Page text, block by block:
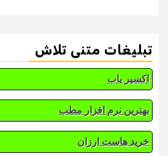
تبلیغات متنی تلاش
اکسیر یاب
بهترین نرم افزار مطب
خرید هاست ارزان